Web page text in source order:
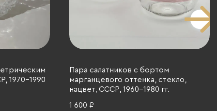
1970-1990
Пара салатников с бортом
марганцевого оттенка, стекло,
нацвет, СССР, 1960-1980 гг.
1 600 ₽